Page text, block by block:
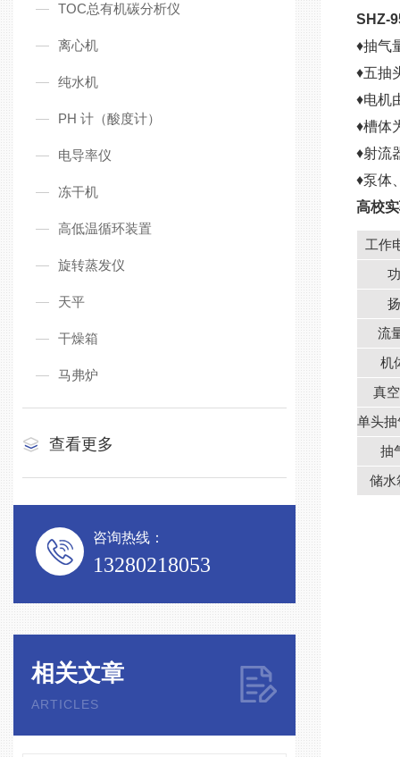
TOC总有机碳分析仪
离心机
纯水机
PH 计（酸度计）
电导率仪
冻干机
高低温循环装置
旋转蒸发仪
天平
干燥箱
马弗炉
查看更多
咨询热线：
13280218053
相关文章
ARTICLES
SHZ-
♦抽气
♦五抽
♦电机
♦槽体
♦射流
♦泵体
高校
工作
流
机
真
单头
抽
储水